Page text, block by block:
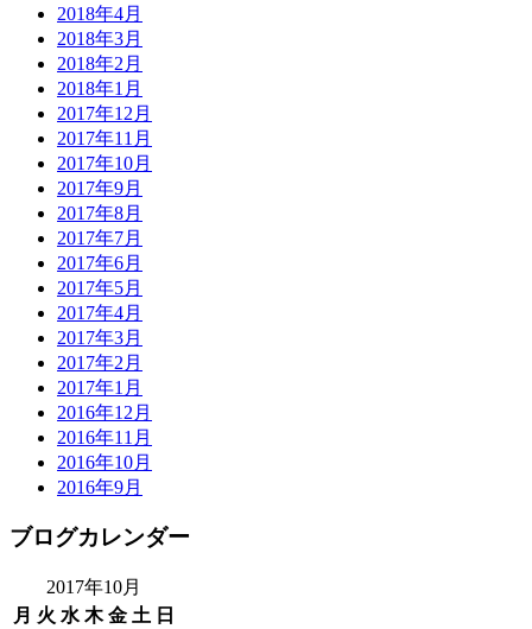
2018年4月
2018年3月
2018年2月
2018年1月
2017年12月
2017年11月
2017年10月
2017年9月
2017年8月
2017年7月
2017年6月
2017年5月
2017年4月
2017年3月
2017年2月
2017年1月
2016年12月
2016年11月
2016年10月
2016年9月
ブログカレンダー
2017年10月
月 火 水 木 金 土 日